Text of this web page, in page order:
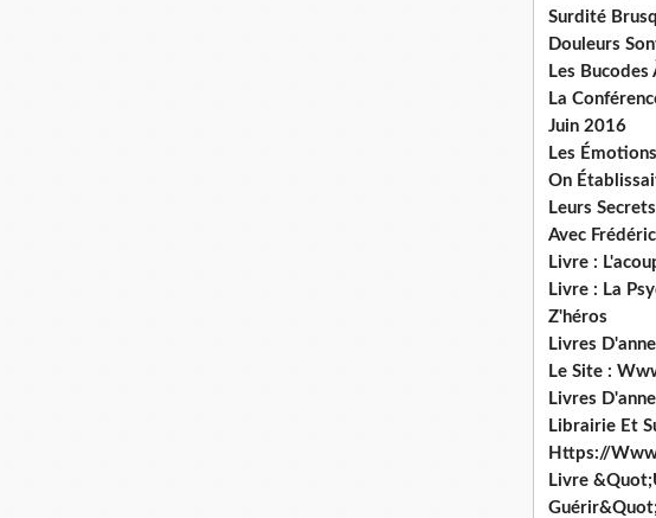
Surdité
Douleurs
Les
La
Juin 2016
Les
On
Leurs
Avec
Livre :
Livre : La
Z'héros
Livres
Le Site :
Livres
Librairie Et
Https://
Livre